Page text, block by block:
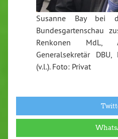
Susanne Bay bei
Bundesgartenschau
Renkonen MdL,
Generalsekretär
(v.l.). Foto: Privat